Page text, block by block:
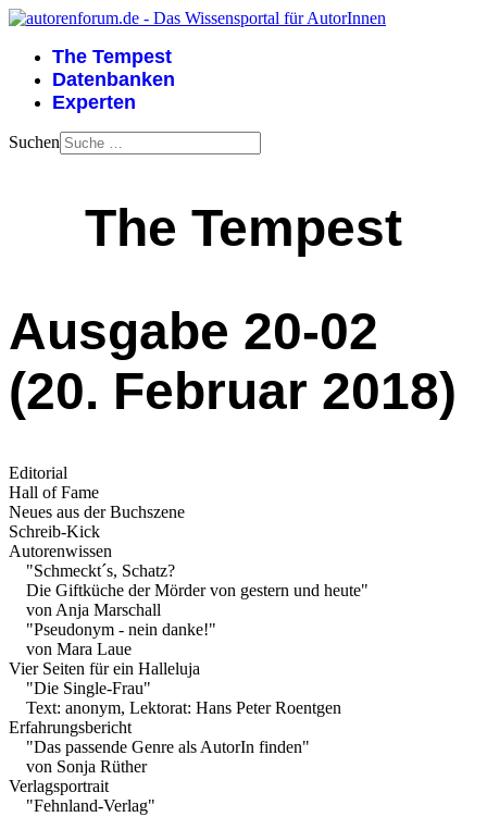
The Tempest
Datenbanken
Experten
Suchen
The Tempest
Ausgabe 20-02
(20. Februar 2018)
Editorial
Hall of Fame
Neues aus der Buchszene
Schreib-Kick
Autorenwissen
"Schmeckt´s, Schatz?
Die Giftküche der Mörder von gestern und heute"
von Anja Marschall
"Pseudonym - nein danke!"
von Mara Laue
Vier Seiten für ein Halleluja
"Die Single-Frau"
Text: anonym, Lektorat: Hans Peter Roentgen
Erfahrungsbericht
"Das passende Genre als AutorIn finden"
von Sonja Rüther
Verlagsportrait
"Fehnland-Verlag"